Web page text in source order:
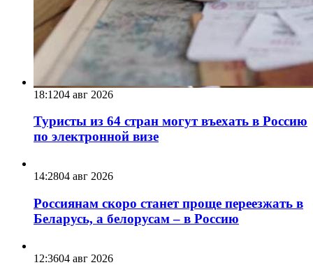
18:1204 авг 2026
Туристы из 64 стран могут въехать в Россию
по электронной визе
14:2804 авг 2026
Россиянам скоро станет проще переезжать в
Беларусь, а белорусам – в Россию
12:3604 авг 2026